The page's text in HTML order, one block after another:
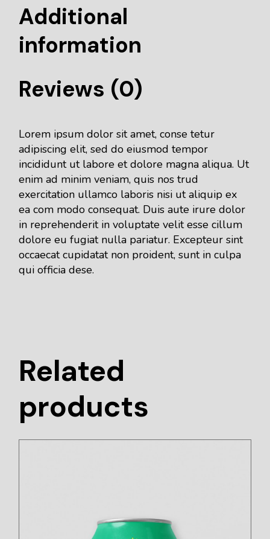
Additional
information
Reviews (0)
Lorem ipsum dolor sit amet, conse tetur
adipiscing elit, sed do eiusmod tempor
incididunt ut labore et dolore magna aliqua. Ut
enim ad minim veniam, quis nos trud
exercitation ullamco laboris nisi ut aliquip ex
ea com modo consequat. Duis aute irure dolor
in reprehenderit in voluptate velit esse cillum
dolore eu fugiat nulla pariatur. Excepteur sint
occaecat cupidatat non proident, sunt in culpa
qui officia dese.
Related
products